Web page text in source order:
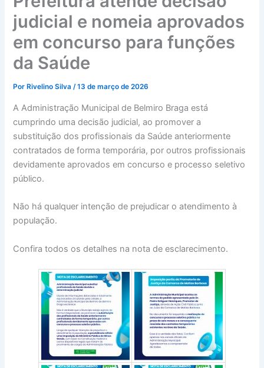
judicial e nomeia aprovados
em concurso para funções
da Saúde
Por Rivelino Silva/13 de março de 2026
A Administração Municipal de Belmiro Braga está
cumprindo uma decisão judicial, ao promover a
substituição dos profissionais da Saúde anteriormente
contratados de forma temporária, por outros profissionais
devidamente aprovados em concurso e processo seletivo
público.
Não há qualquer intenção de prejudicar o atendimento à
população.
Confira todos os detalhes na nota de esclarecimento.